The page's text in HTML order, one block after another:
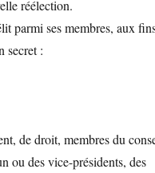
réélection.
parmi ses membres, aux
secret :
de droit, membres du
ou des vice-présidents, des